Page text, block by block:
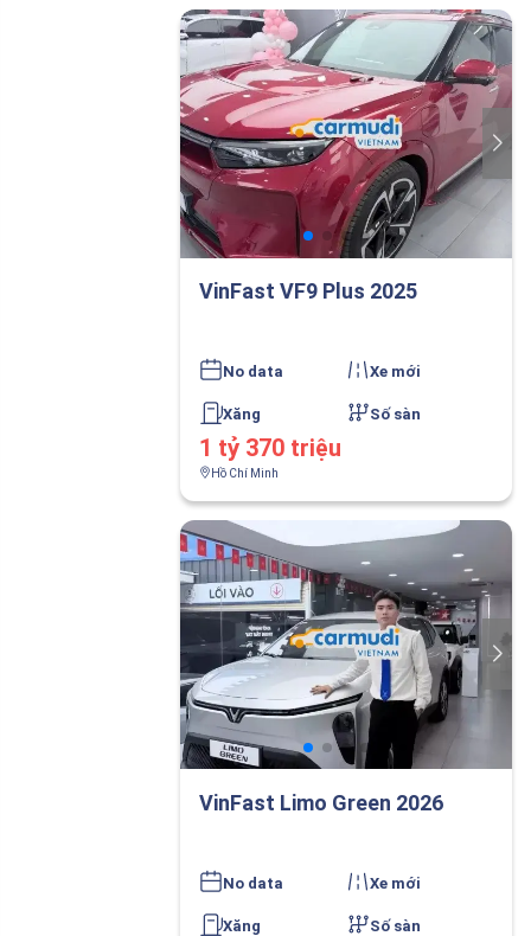
VinFast VF9 Plus 2025
No data Xe mới
Xăng Số sàn
1 tỷ 370 triệu
Hồ Chí Minh
VinFast Limo Green 2026
No data Xe mới
Xăng Số sàn